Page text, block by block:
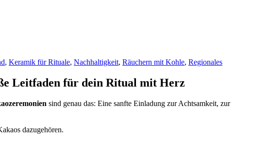
, Keramik für Rituale, Nachhaltigkeit, Räuchern mit Kohle, Regionales
Leitfaden für dein Ritual mit Herz
sind genau das: Eine sanfte Einladung zur Achtsamkeit, zur
dazugehören.